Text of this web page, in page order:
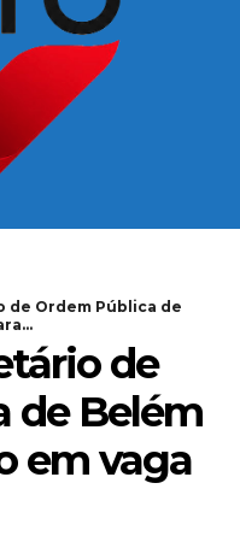
de Ordem Pública de
de
de Belém
em vaga